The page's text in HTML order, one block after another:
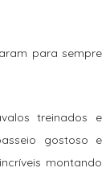
para sempre
treinados e
gostoso e
montando